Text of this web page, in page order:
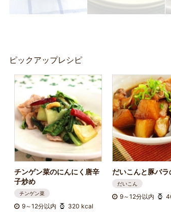
ピックアップレシピ
チンゲン菜のにんにく唐辛
子炒め
チンゲン菜
9～12分以内 320 kcal
だいこんと豚バラ
だいこん
9～12分以内